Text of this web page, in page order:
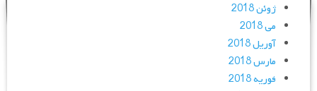
ژوئن 2018
می 2018
آوریل 2018
مارس 2018
فوریه 2018